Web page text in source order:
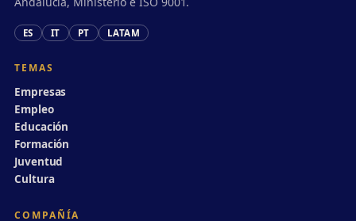
ES IT PT LATAM
TEMAS
Empresas
Empleo
Educación
Formación
Juventud
Cultura
COMPAÑÍA